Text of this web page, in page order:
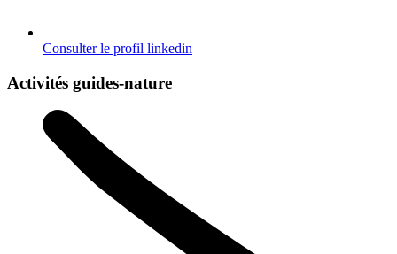
Consulter le profil linkedin
Activités guides-nature